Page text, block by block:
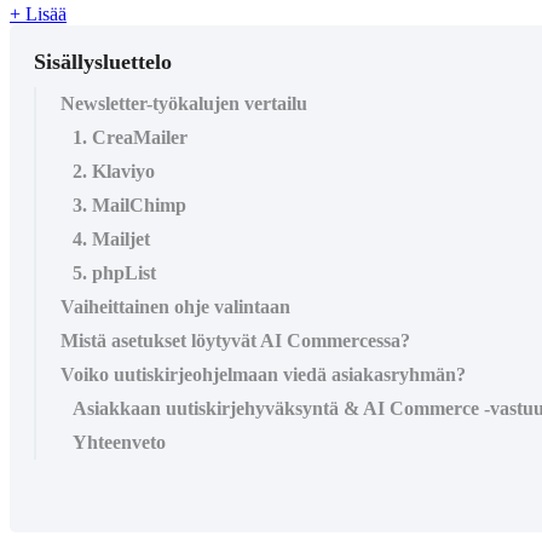
+ Lisää
Sisällysluettelo
Newsletter-työkalujen vertailu
1. CreaMailer
2. Klaviyo
3. MailChimp
4. Mailjet
5. phpList
Vaiheittainen ohje valintaan
Mistä asetukset löytyvät AI Commercessa?
Voiko uutiskirjeohjelmaan viedä asiakasryhmän?
Asiakkaan uutiskirjehyväksyntä & AI Commerce -
Yhteenveto